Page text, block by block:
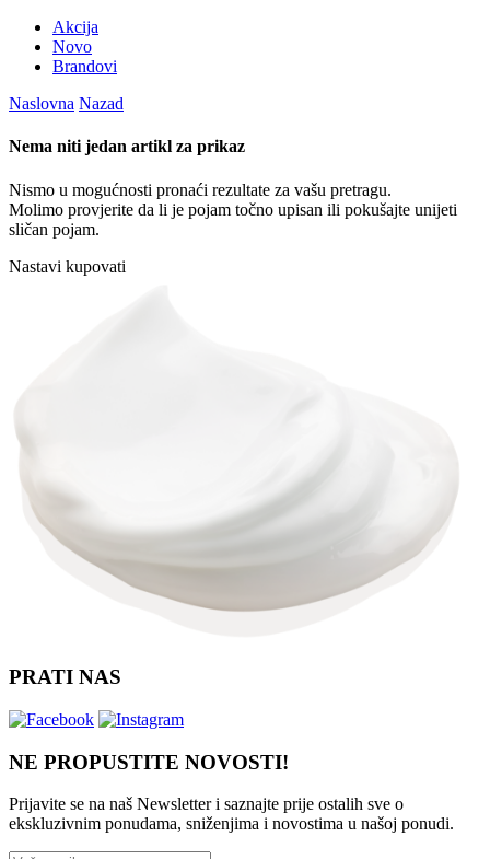
Akcija
Novo
Brandovi
Naslovna Nazad
Nema niti jedan artikl za prikaz
Nismo u mogućnosti pronaći rezultate za vašu pretragu.
Molimo provjerite da li je pojam točno upisan ili pokušajte unijeti
sličan pojam.
Nastavi kupovati
PRATI NAS
NE PROPUSTITE NOVOSTI!
Prijavite se na naš Newsletter i saznajte prije ostalih sve o
ekskluzivnim ponudama, sniženjima i novostima u našoj ponudi.